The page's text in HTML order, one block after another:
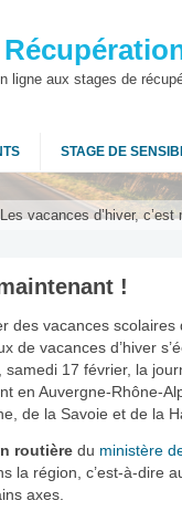
ligne aux stages de
STAGE DE
Les vacances d’hiver, c’est
!
des vacances
de vacances d’hiver
17 février, la
en Auvergne-Rhône-
de la Savoie et de la
routière du ministère
la région, c’est-à-dire
axes.